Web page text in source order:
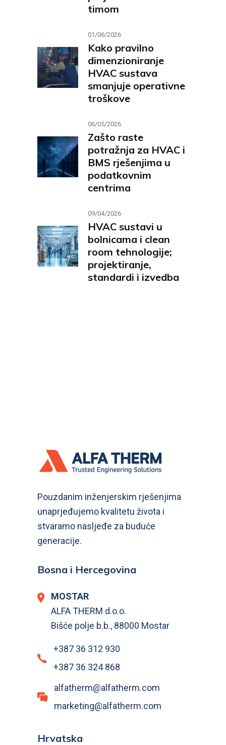
timom
01/06/2026
Kako pravilno
dimenzioniranje
HVAC sustava
smanjuje operativne
troškove
06/05/2026
Zašto raste
potražnja za HVAC i
BMS rješenjima u
podatkovnim
centrima
09/04/2026
HVAC sustavi u
bolnicama i clean
room tehnologije;
projektiranje,
standardi i izvedba
Pouzdanim inženjerskim rješenjima
unaprjeđujemo kvalitetu života i
stvaramo nasljeđe za buduće
generacije.
Bosna i Hercegovina
MOSTAR
ALFA THERM d.o.o.
Bišće polje b.b., 88000 Mostar
+387 36 312 930
+387 36 324 868
alfatherm@alfatherm.com
marketing@alfatherm.com
Hrvatska